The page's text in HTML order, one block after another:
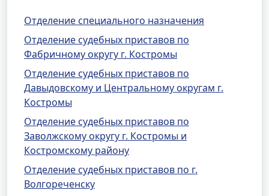
Отделение специального назначения
Отделение судебных приставов по
Фабричному округу г. Костромы
Отделение судебных приставов по
Давыдовскому и Центральному округам г.
Костромы
Отделение судебных приставов по
Заволжскому округу г. Костромы и
Костромскому району
Отделение судебных приставов по г.
Волгореченску